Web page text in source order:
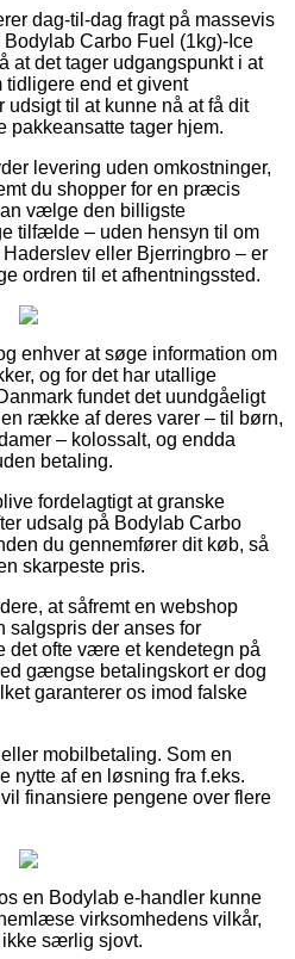
dag-til-dag fragt på massevis
Carbo Fuel (1kg)-Ice
at det tager udgangspunkt i at
end et givent
til at kunne nå at få dit
pakkeansatte tager hjem.
levering uden omkostninger,
du shopper for en præcis
vælge den billigste
tilfælde – uden hensyn til om
eller Bjerringbro – er
ordren til et afhentningssted.
enhver at søge information om
og for det har utallige
fundet det uundgåeligt
række af deres varer – til børn,
– kolossalt, og endda
betaling.
fordelagtigt at granske
udsalg på Bodylab Carbo
du gennemfører dit køb, så
skarpeste pris.
at såfremt en webshop
salgspris der anses for
det ofte være et kendetegn på
gængse betalingskort er dog
garanterer os imod falske
mobilbetaling. Som en
nytte af en løsning fra f.eks.
finansiere pengene over flere
en Bodylab e-handler kunne
virksomhedens vilkår,
særlig sjovt.